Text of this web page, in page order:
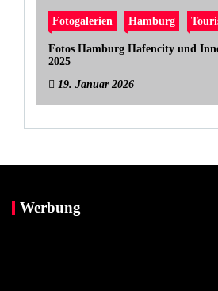
Fotogalerien Hamburg
Fotos Hamburg Hafencity und
2025
19. Januar 2026
Werbung